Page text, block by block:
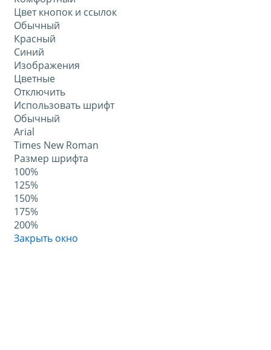
Цвет кнопок и ссылок
Обычный
Красный
Синий
Изображения
Цветные
Отключить
Использовать шрифт
Обычный
Arial
Times New Roman
Размер шрифта
100%
125%
150%
175%
200%
Закрыть окно